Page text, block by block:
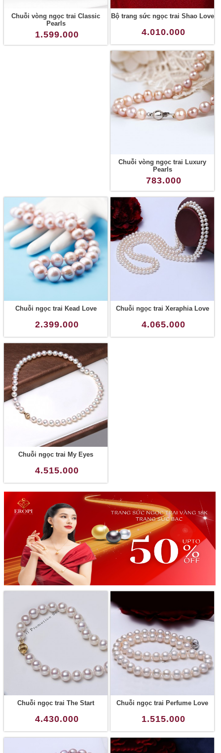
Chuỗi vòng ngọc trai Classic
Pearls
1.599.000
Bộ trang sức ngọc trai Shao Love
4.010.000
Chuỗi vòng ngọc trai Luxury
Pearls
783.000
Chuỗi ngọc trai Kead Love
2.399.000
Chuỗi ngọc trai Xeraphia Love
4.065.000
Chuỗi ngọc trai My Eyes
4.515.000
Chuỗi ngọc trai The Start
4.430.000
Chuỗi ngọc trai Perfume Love
1.515.000